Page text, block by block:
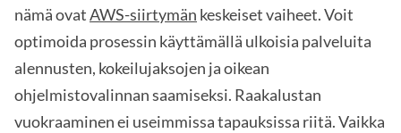
nämä ovatAWS-siirtymän keskeiset vaiheet. Voit
optimoida prosessin käyttämällä ulkoisia palveluita
alennusten, kokeilujaksojen ja oikean
ohjelmistovalinnan saamiseksi. Raakalustan
vuokraaminen ei useimmissa tapauksissa riitä. Vaikka